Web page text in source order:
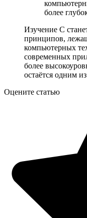
более
Изучение C
принципов,
компьютерных
современных
более
остаётся одним
Оцените статью